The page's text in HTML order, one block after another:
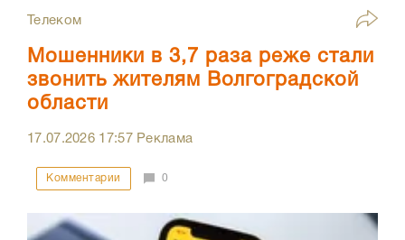
Телеком
Мошенники в 3,7 раза реже стали
звонить жителям Волгоградской
области
17.07.2026 17:57 Реклама
Комментарии 0